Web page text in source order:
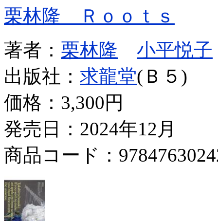
栗林隆 Ｒｏｏｔｓ
著者： 栗林隆
小平悦子
出版社： 求龍堂(Ｂ５)
価格： 3,300円
発売日：2024年12月
商品コード：